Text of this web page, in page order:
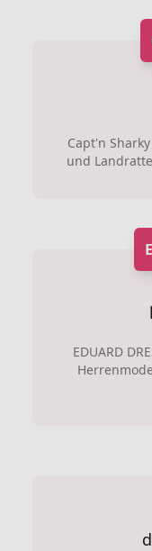
Capt'n
und
EDUARD